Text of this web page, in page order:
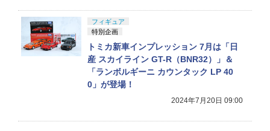
フィギュア
特別企画
トミカ新車インプレッション 7月は「日
産 スカイライン GT-R（BNR32）」＆
「ランボルギーニ カウンタック LP 40
0」が登場！
2024年7月20日 09:00